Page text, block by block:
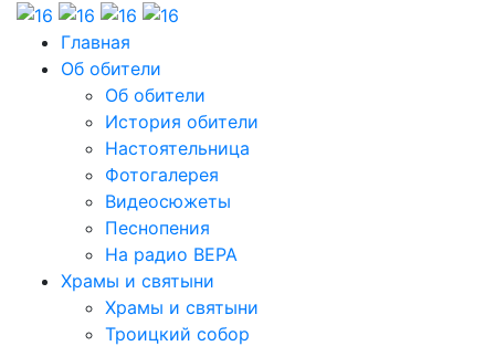
Главная
Об обители
Об обители
История обители
Настоятельница
Фотогалерея
Видеосюжеты
Песнопения
На радио ВЕРА
Храмы и святыни
Храмы и святыни
Троицкий собор